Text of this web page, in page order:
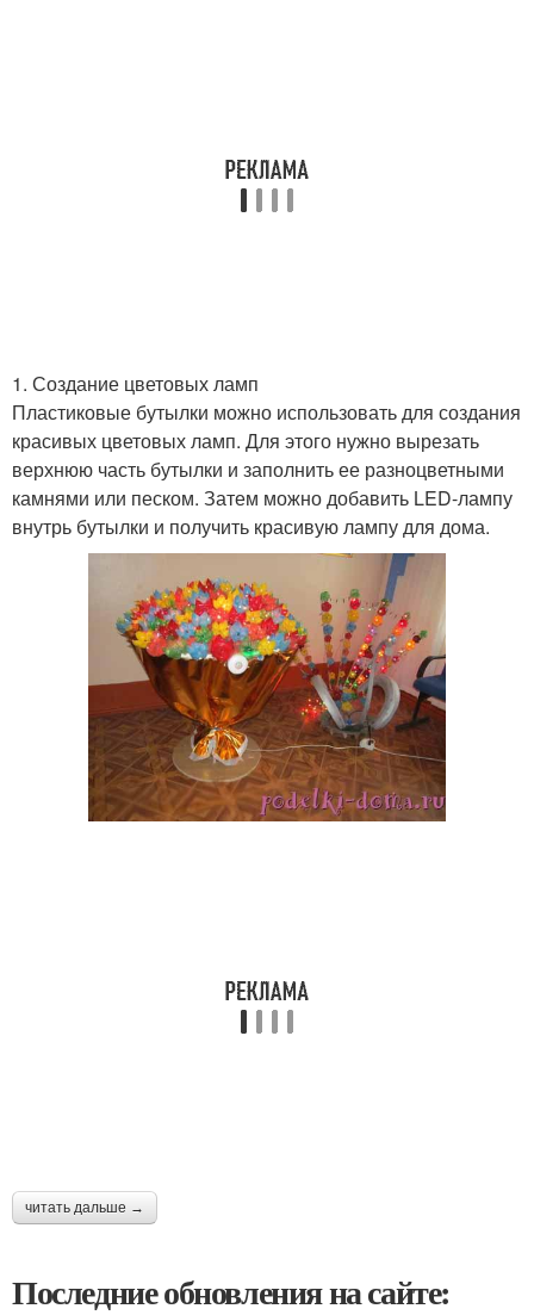
1. Создание цветовых ламп
Пластиковые бутылки можно использовать для создания
красивых цветовых ламп. Для этого нужно вырезать
верхнюю часть бутылки и заполнить ее разноцветными
камнями или песком. Затем можно добавить LED-лампу
внутрь бутылки и получить красивую лампу для дома.
читать дальше →
Последние обновления на сайте: